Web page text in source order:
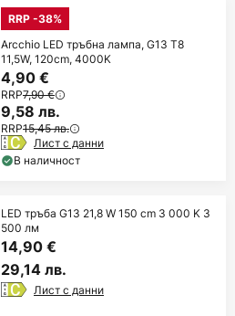
RRP -38%
Arcchio LED тръбна лампа, G13 T8
11,5W, 120cm, 4000K
4,90 €
RRP7,90 €
9,58 лв.
RRP15,45 лв.
Лист с данни
В наличност
LED тръба G13 21,8 W 150 cm 3 000 K 3
500 лм
14,90 €
29,14 лв.
Лист с данни